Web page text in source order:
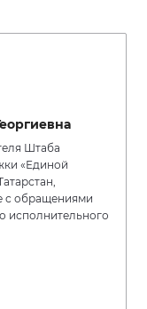
Штаба
«Единой
с обращениями
исполнительного